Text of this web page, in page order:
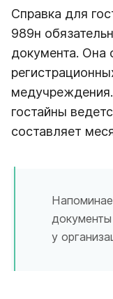
Справка для
989н
документа. Она
гостайны
составляет
у